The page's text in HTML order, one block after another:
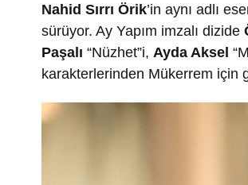
Nahid Sırrı Örik’in aynı adlı
sürüyor. Ay Yapım imzalı dizide
Paşalı “Nüzhet”i, Ayda Aksel
karakterlerinden Mükerrem için